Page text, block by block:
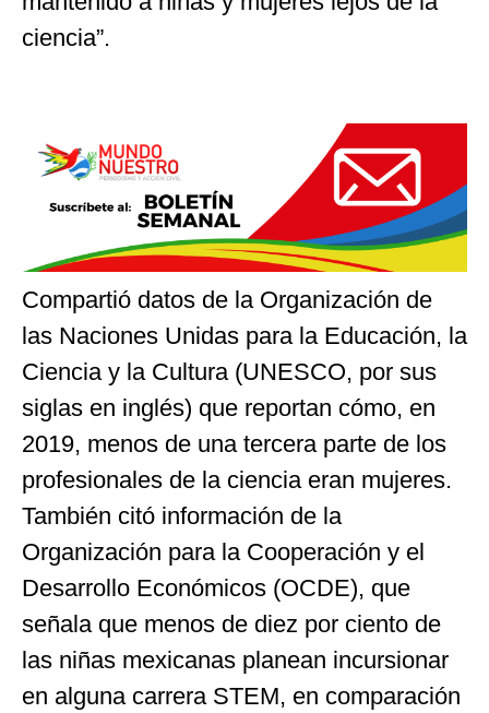
ciencia”.
Compartió datos de la Organización de
las Naciones Unidas para la Educación, la
Ciencia y la Cultura (UNESCO, por sus
siglas en inglés) que reportan cómo, en
2019, menos de una tercera parte de los
profesionales de la ciencia eran mujeres.
También citó información de la
Organización para la Cooperación y el
Desarrollo Económicos (OCDE), que
señala que menos de diez por ciento de
las niñas mexicanas planean incursionar
en alguna carrera STEM, en comparación